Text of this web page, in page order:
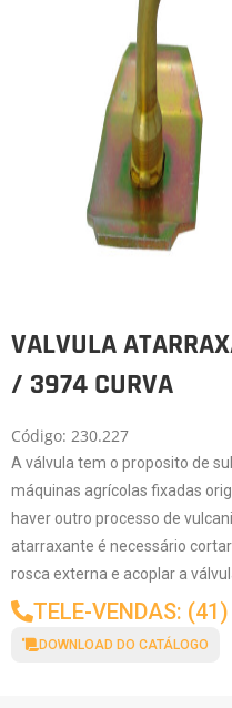
VALVULA
/ 3974 CURVA
Código: 230.227
A válvula tem o proposito de
máquinas agrícolas fixadas
haver outro processo de
atarraxante é necessário
rosca externa e acoplar a
TELE-VENDAS:
DOWNLOAD DO CATÁLOGO